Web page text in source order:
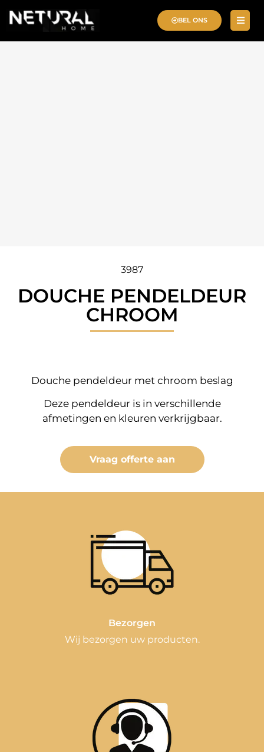
BEL ONS
3987
DOUCHE PENDELDEUR
CHROOM
Douche pendeldeur met chroom beslag
Deze pendeldeur is in verschillende
afmetingen en kleuren verkrijgbaar.
Vraag offerte aan
Bezorgen
Wij bezorgen uw producten.